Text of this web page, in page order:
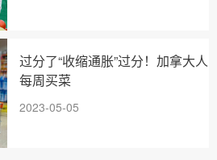
过分了“收缩通胀”过分！加拿大人
每周买菜
2023-05-05